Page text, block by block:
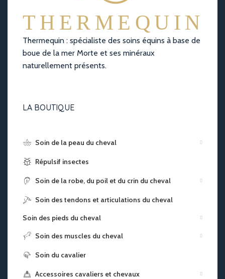
Thermequin : spécialiste des soins équins à base de
boue de la mer Morte et ses minéraux
naturellement présents.
LA BOUTIQUE
Soin de la peau du cheval
Répulsif insectes
Soin de la robe, du poil et du crin du cheval
Soin des tendons et articulations du cheval
Soin des pieds du cheval
Soin des muscles du cheval
Soin du cavalier
Accessoires cavaliers et chevaux